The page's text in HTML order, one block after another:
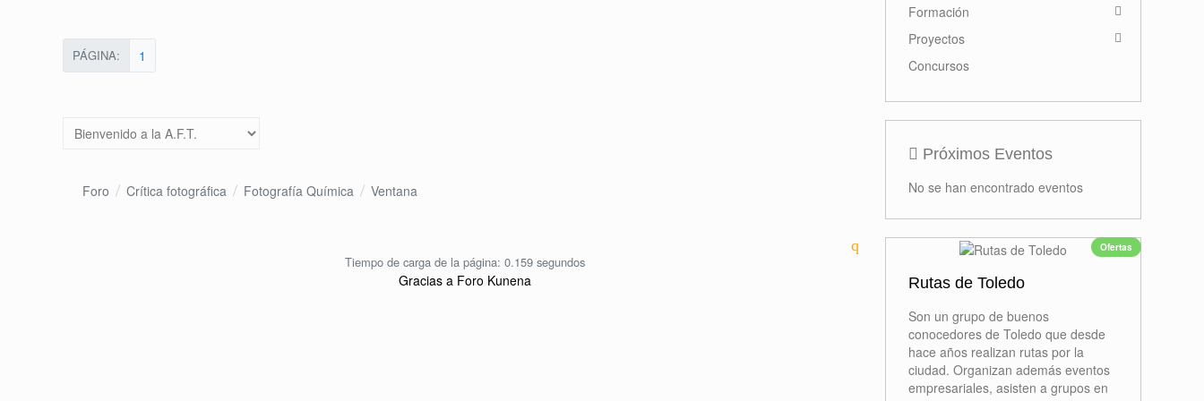
PÁGINA: 1
Foro Crítica fotográfica Fotografía Química Ventana
Tiempo de carga de la página: 0.159 segundos
Gracias a Foro Kunena
Formación
Proyectos
Concursos
Próximos Eventos
No se han encontrado eventos
Ofertas
Rutas de Toledo
Son un grupo de buenos
conocedores de Toledo que desde
hace años realizan rutas por la
ciudad. Organizan además eventos
empresariales, asisten a grupos en